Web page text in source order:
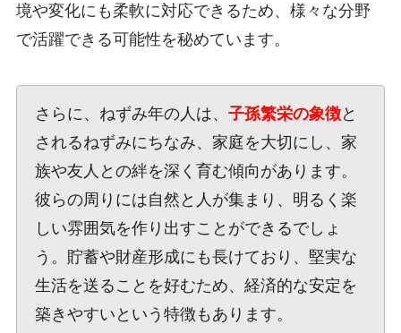
境や変化にも柔軟に対応できるため、様々な分野
で活躍できる可能性を秘めています。
さらに、ねずみ年の人は、 子孫繁栄の象徴と
されるねずみにちなみ、家庭を大切にし、家
族や友人との絆を深く育む傾向があります。
彼らの周りには自然と人が集まり、明るく楽
しい雰囲気を作り出すことができるでしょ
う。貯蓄や財産形成にも長けており、堅実な
生活を送ることを好むため、経済的な安定を
築きやすいという特徴もあります。